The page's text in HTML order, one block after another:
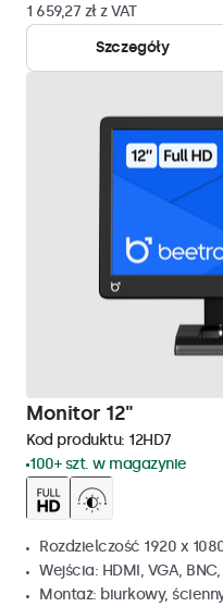
1 659,27 zł z VAT
Szczegóły
Monitor 12"
Kod produktu: 12HD7
100+ szt. w magazynie
Rozdzielczość 1920 x
Wejścia: HDMI, VGA, BNC,
Montaż: biurkowy,